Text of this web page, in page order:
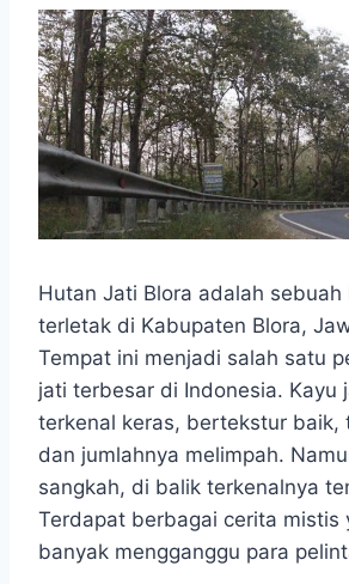
Hutan Jati Blora adalah sebuah
terletak di Kabupaten Blora,
Tempat ini menjadi salah satu
jati terbesar di Indonesia. Kayu
terkenal keras, bertekstur baik,
dan jumlahnya melimpah.
sangkah, di balik terkenalnya
Terdapat berbagai cerita mistis
banyak mengganggu para